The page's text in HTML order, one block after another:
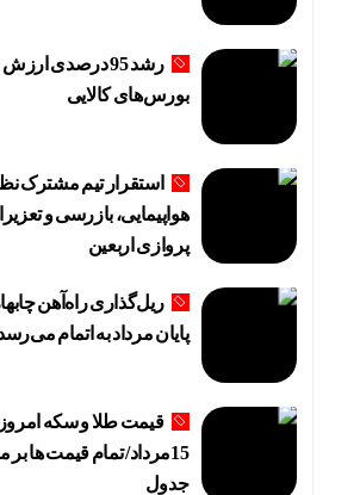
رشد 95 درصدی
بورس‌های کالایی
استقرار تیم مشترک
هواپیمایی، بازرسی و
پروازی اربعین
ریل‌گذاری راه‌آهن
پایان مرداد به اتمام
قیمت طلا و سکه
15مرداد/ تمام قیمت ها
جدول